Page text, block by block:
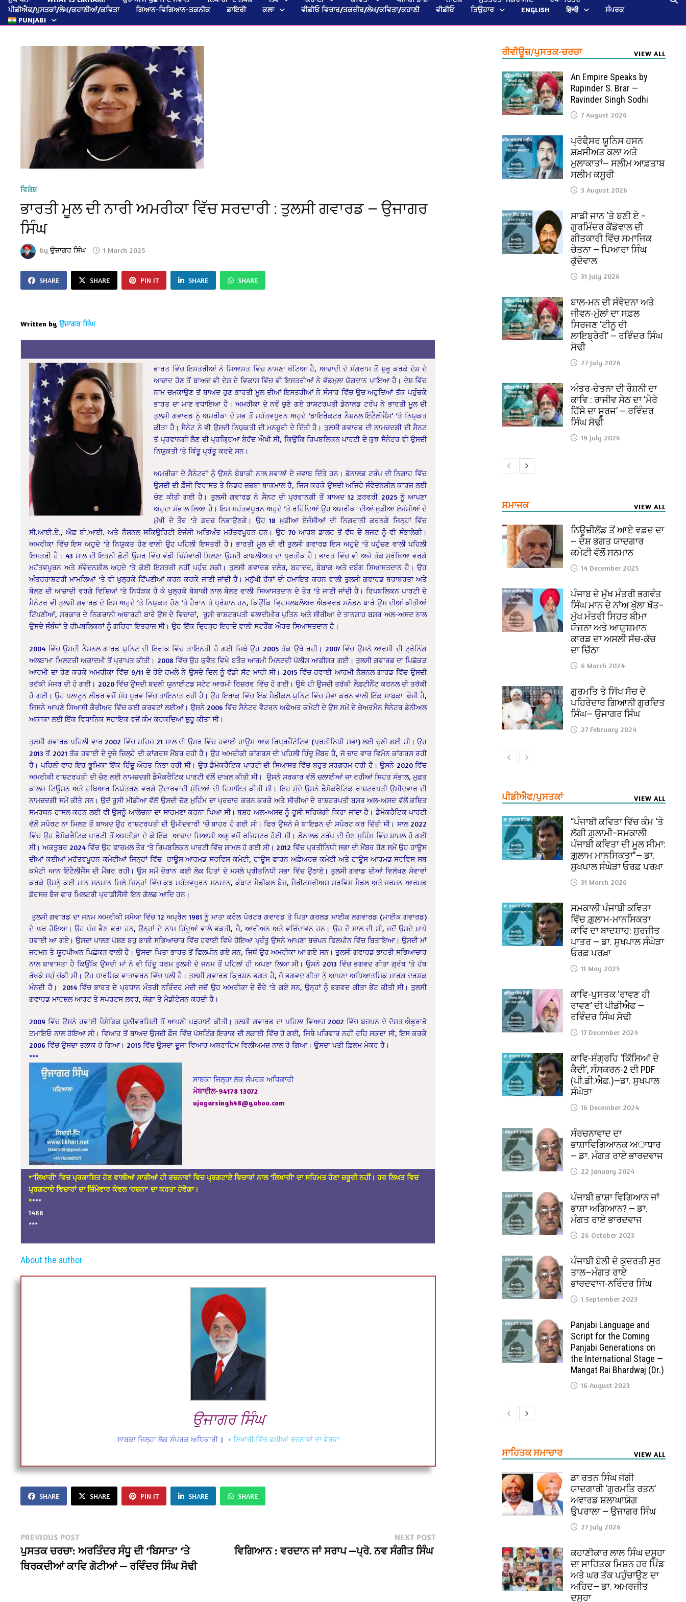
ਪੀਡੀਐਫ/ਪੁਸਤਕਾਂ/ਲੇਖ/ਕਹਾਣੀਆਂ/ਕਵਿਤਾ
ਗਿਆਨ-ਵਿਗਿਆਨ-ਤਕਨੀਕ ਡਾਇਰੀ ਕਲਾ ਵੀਡੀਓ ਵਿਚਾਰ/ਤਕਰੀਰ/ਲੇਖ/ਕਵਿਤਾ/ਕਹਾਣੀ ਵੀਡੀਓ ਤਿਉਹਾਰ ENGLISH हिन्दी
ਸੰਪਰਕ
PUNJABI
ਵਿਸ਼ੇਸ਼
ਭਾਰਤੀ ਮੂਲ ਦੀ ਨਾਰੀ ਅਮਰੀਕਾ ਵਿੱਚ ਸਰਦਾਰੀ : ਤੁਲਸੀ ਗਵਾਰਡ — ਉਜਾਗਰ
ਸਿੰਘ
byਉਜਾਗਰ ਸਿੰਘ 1 March 2025
SHARE SHARE PIN IT SHARE SHARE
Written by ਉਜਾਗਰ ਸਿੰਘ
ਭਾਰਤ ਵਿੱਚ ਇਸਤਰੀਆਂ ਨੇ ਸਿਆਸਤ ਵਿੱਚ ਨਾਮਣਾ ਖੱਟਿਆ ਹੈ, ਆਜ਼ਾਦੀ ਦੇ ਸੰਗਰਾਮ ਤੋਂ ਸ਼ੁਰੂ ਕਰਕੇ ਦੇਸ਼ ਦੇ
ਆਜ਼ਾਦ ਹੋਣ ਤੋਂ ਬਾਅਦ ਵੀ ਦੇਸ਼ ਦੇ ਵਿਕਾਸ ਵਿੱਚ ਵੀ ਇਸਤਰੀਆਂ ਨੇ ਵੱਡਮੁਲਾ ਯੋਗਦਾਨ ਪਾਇਆ ਹੈ। ਦੇਸ਼ ਵਿੱਚ
ਨਾਮ ਚਮਕਾਉਣ ਤੋਂ ਬਾਅਦ ਹੁਣ ਭਾਰਤੀ ਮੂਲ ਦੀਆਂ ਇਸਤਰੀਆਂ ਨੇ ਸੰਸਾਰ ਵਿੱਚ ਉਚ ਅਹੁਦਿਆਂ ਤੱਕ ਪਹੁੰਚਕੇ
ਭਾਰਤ ਦਾ ਮਾਣ ਵਧਾਇਆ ਹੈ। ਅਮਰੀਕਾ ਦੇ ਨਵੇਂ ਚੁਣੇ ਗਏ ਰਾਸ਼ਟਰਪਤੀ ਡੋਨਾਲਡ ਟਰੰਪ ਨੇ ਭਾਰਤੀ ਮੂਲ ਦੀ
ਤੁਲਸੀ ਗਵਾਰਡ ਨੂੰ ਅਮਰੀਕਾ ਦੇ ਸਭ ਤੋਂ ਮਹੱਤਵਪੂਰਨ ਅਹੁਦੇ ‘ਡਾਇਰੈਕਟਰ ਨੈਸ਼ਨਲ ਇੰਟੈਲੀਜੈਂਸ’ ‘ਤੇ ਨਿਯੁਕਤ
ਕੀਤਾ ਹੈ। ਸੈਨੇਟ ਨੇ ਵੀ ਉਸਦੀ ਨਿਯੁਕਤੀ ਦੀ ਮਨਜ਼ੂਰੀ ਦੇ ਦਿੱਤੀ ਹੈ। ਤੁਲਸੀ ਗਵਾਰਡ ਦੀ ਨਾਮਜ਼ਦਗੀ ਦੀ ਸੈਨਟ
ਤੋਂ ਪ੍ਰਵਾਨਗੀ ਲੈਣ ਦੀ ਪ੍ਰਕ੍ਰਿਆ ਬੇਹੱਦ ਔਖੀ ਸੀ, ਕਿਉਂਕਿ ਰਿਪਬਲਿਕਨ ਪਾਰਟੀ ਦੇ ਕੁਝ ਸੈਨੇਟਰ ਵੀ ਉਸਦੀ
ਨਿਯੁਕਤੀ ‘ਤੇ ਕਿੰਤੂ ਪ੍ਰੰਤੂ ਕਰਦੇ ਸਨ।
ਅਮਰੀਕਾ ਦੇ ਸੈਨੇਟਰਾਂ ਨੂੰ ਉਸਨੇ ਬੇਬਾਕੀ ਨਾਲ ਸਵਾਲਾਂ ਦੇ ਜਵਾਬ ਦਿੱਤੇ ਹਨ। ਡੋਨਾਲਡ ਟਰੰਪ ਦੀ ਨਿਗਾਹ ਵਿੱਚ
ਉਸਦੀ ਦੀ ਫ਼ੌਜੀ ਵਿਰਾਸਤ ਤੇ ਨਿਡਰ ਜ਼ਜ਼ਬਾ ਬਾਕਮਾਲ ਹੈ, ਜਿਸ ਕਰਕੇ ਉਸਦੀ ਅਜਿਹੇ ਸੰਵੇਦਨਸ਼ੀਲ ਕਾਰਜ਼ ਲਈ
ਚੋਣ ਕੀਤੀ ਗਈ ਹੈ। ਤੁਲਸੀ ਗਵਾਰਡ ਨੇ ਸੈਨਟ ਦੀ ਪ੍ਰਵਾਨਗੀ ਤੋਂ ਬਾਅਦ 12 ਫ਼ਰਵਰੀ 2025 ਨੂੰ ਆਪਣਾ
ਅਹੁਦਾ ਸੰਭਾਲ ਲਿਆ ਹੈ। ਇਸ ਮਹੱਤਵਪੂਰਨ ਅਹੁਦੇ ‘ਤੇ ਰਹਿੰਦਿਆਂ ਉਹ ਅਮਰੀਕਾ ਦੀਆਂ ਖ਼ੁਫ਼ੀਆ ਏਜੰਸੀਆਂ ਦੇ
ਮੁੱਖੀ ਦੇ ਤੌਰ ‘ਤੇ ਫ਼ਰਜ਼ ਨਿਭਾਉਣਗੇ। ਉਹ 18 ਖ਼ੁਫ਼ੀਆ ਏਜੰਸੀਆਂ ਦੀ ਨਿਗਰਾਨੀ ਕਰਨਗੇ ਜਿਨ੍ਹਾਂ ਵਿੱਚ
ਸੀ.ਆਈ.ਏ., ਐਫ਼ ਬੀ.ਆਈ. ਅਤੇ ਨੈਸ਼ਨਲ ਸਕਿਉਰਿਟੀ ਏਜੰਸੀ ਅਤਿਅੰਤ ਮਹੱਤਵਪੂਰਨ ਹਨ। ਉਹ 70 ਆਰਬ ਡਾਲਰ ਤੋਂ ਵੱਧ ਦੇ ਬਜਟ ਨੂੰ ਵੀ ਸੰਭਾਲੇਗੀ।
ਅਮਰੀਕਾ ਵਿੱਚ ਇਸ ਅਹੁਦੇ ‘ਤੇ ਨਿਯੁਕਤ ਹੋਣ ਵਾਲੀ ਉਹ ਪਹਿਲੀ ਇਸਤਰੀ ਹੈ। ਭਾਰਤੀ ਮੂਲ ਦੀ ਵੀ ਤੁਲਸੀ ਗਵਾਰਡ ਇਸ ਅਹੁਦੇ ‘ਤੇ ਪਹੁੰਚਣ ਵਾਲੀ ਪਹਿਲੀ
ਇਸਤਰੀ ਹੈ। 43 ਸਾਲ ਦੀ ਇਤਨੀ ਛੋਟੀ ਉਮਰ ਵਿੱਚ ਵੱਡੀ ਜ਼ਿੰਮੇਵਾਰੀ ਮਿਲਣਾ ਉਸਦੀ ਕਾਬਲੀਅਤ ਦਾ ਪ੍ਰਤੀਕ ਹੈ। ਭਾਰਤ ਵਿੱਚ ਵੀ ਅਜੇ ਤੱਕ ਸੁਰੱਖਿਆ ਵਰਗੇ
ਮਹੱਤਵਪੂਰਨ ਅਤੇ ਸੰਵੇਦਨਸ਼ੀਲ ਅਹੁਦੇ ‘ਤੇ ਕੋਈ ਇਸਤਰੀ ਨਹੀਂ ਪਹੁੰਚ ਸਕੀ। ਤੁਲਸੀ ਗਵਾਰਡ ਦਲੇਰ, ਬਹਾਦਰ, ਬੇਬਾਕ ਅਤੇ ਦਬੰਗ ਸਿਆਸਤਦਾਨ ਹੈ। ਉਹ
ਅੰਤਰਰਾਸ਼ਟਰੀ ਮਾਮਲਿਆਂ ‘ਤੇ ਵੀ ਖੁਲ੍ਹਕੇ ਟਿੱਪਣੀਆਂ ਕਰਨ ਕਰਕੇ ਜਾਣੀ ਜਾਂਦੀ ਹੈ। ਮਨੁੱਖੀ ਹੱਕਾਂ ਦੀ ਹਮਾਇਤ ਕਰਨ ਵਾਲੀ ਤੁਲਸੀ ਗਵਾਰਡ ਬਰਾਬਰਤਾ ਅਤੇ
ਬੋਲਣ ਦੀ ਆਜ਼ਾਦੀ ਵਰਗੇ ਵਿਸ਼ਿਆਂ ‘ਤੇ ਨਿਧੱੜਕ ਹੋ ਕੇ ਖੁਲ੍ਹਕੇ ਬੇਬਾਕੀ ਨਾਲ ਬੋਲਣ ਵਾਲੀ ਸਿਆਸਤਦਾਨ ਦੇ ਤੌਰ ‘ਤੇ ਜਾਣੀ ਜਾਂਦੀ ਹੈ। ਰਿਪਬਲਿਕਨ ਪਾਰਟੀ ਦੇ
ਸੈਨੇਟਰ ਵੀ ਤੁਲਸੀ ਗਵਾਰਡ ਦੇ ਇਸ ਅਹੁਦੇ ‘ਤੇ ਨਿਯੁਕਤ ਹੋਣ ‘ਤੇ ਹੈਰਾਨ ਤੇ ਪ੍ਰੇਸ਼ਾਨ ਹਨ, ਕਿਉਂਕਿ ਵਿ੍ਹਸਲਬਲੋਅਰ ਐਡਵਰਡ ਸਨੋਡਨ ਬਾਰੇ ਉਸ ਦੀਆਂ ਕੀਤੀਆਂ
ਟਿੱਪਣੀਆਂ, ਸਰਕਾਰ ਦੇ ਨਿਗਰਾਨੀ ਅਥਾਰਟੀ ਬਾਰੇ ਉਸ ਦੇ ਵਿਚਾਰਾਂ, ਰੂਸੀ ਰਾਸ਼ਟਰਪਤੀ ਵਲਾਦੀਮੀਰ ਪੁਤਿਨ ਅਤੇ ਸੀਰੀਆ ਦੇ ਤਾਨਸ਼ਾਹ ਬਸ਼ਰ ਅਲ-ਅਸਦ ਨਾਲ
ਉਸਦੇ ਸੰਬੰਧਾਂ ਤੇ ਰੀਪਬਲਿਕਨਾਂ ਨੂੰ ਗਹਿਰਾ ਇਤਰਾਜ਼ ਸੀ। ਉਹ ਇੱਕ ਦ੍ਰਿੜ੍ਹ ਇਰਾਦੇ ਵਾਲੀ ਸਟਰੌਂਗ ਔਰਤ ਸਿਆਸਤਦਾਨ ਹੈ।
2004 ਵਿੱਚ ਉਸਦੀ ਨੈਸ਼ਨਲ ਗਾਰਡ ਯੁਨਿਟ ਦੀ ਇਰਾਕ ਵਿੱਚ ਤਾਇਨਤੀ ਹੋ ਗਈ ਜਿਥੇ ਉਹ 2005 ਤੱਕ ਉਥੇ ਰਹੀ। 2007 ਵਿੱਚ ਉਸਨੇ ਆਰਮੀ ਦੀ ਟ੍ਰੇਨਿੰਗ
ਅਲਬਾਮਾ ਮਿਲਟਰੀ ਅਕਾਦਮੀ ਤੋਂ ਪ੍ਰਾਪਤ ਕੀਤੀ। 2008 ਵਿੱਚ ਉਹ ਕੁਵੈਤ ਵਿਖੇ ਬਤੌਰ ਆਰਮੀ ਮਿਲਟਰੀ ਪੋਲੀਸ ਆਫ਼ੀਸਰ ਗਈ। ਤੁਲਸੀ ਗਵਾਰਡ ਦਾ ਪਿਛੋਕੜ
ਆਰਮੀ ਦਾ ਹੋਣ ਕਰਕੇ ਅਮਰੀਕਾ ਵਿੱਚ 9/11 ਦੇ ਹੋਏ ਹਮਲੇ ਨੇ ਉਸਦੇ ਦਿਲ ਨੂੰ ਵੱਡੀ ਸੱਟ ਮਾਰੀ ਸੀ। 2015 ਵਿੱਚ ਹਵਾਈ ਆਰਮੀ ਨੈਸ਼ਨਲ ਗਾਰਡ ਵਿੱਚ ਉਸਦੀ
ਤਰੱਕੀ ਮੇਜਰ ਦੀ ਹੋ ਗਈ। 2020 ਵਿੱਚ ਉਸਦੀ ਬਦਲੀ ਯੁਨਾਈਟਡ ਸਟੇਟ ਆਰਮੀ ਰਿਜ਼ਰਵ ਵਿੱਚ ਹੋ ਗਈ। ਉਥੇ ਹੀ ਉਸਦੀ ਤਰੱਕੀ ਲੈਫ਼ਟੀਨੈਂਟ ਕਰਨਲ ਦੀ ਤਰੱਕੀ
ਹੋ ਗਈ। ਉਹ ਪਲਾਟੂਨ ਲੀਡਰ ਵਜੋਂ ਮੱਧ ਪੂਰਵ ਵਿੱਚ ਤਾਇਨਾਤ ਰਹੀ ਹੈ। ਉਹ ਇਰਾਕ ਵਿੱਚ ਇੱਕ ਮੈਡੀਕਲ ਯੁਨਿਟ ਵਿੱਚ ਸੇਵਾ ਕਰਨ ਵਾਲੀ ਇੱਕ ਸਾਬਕਾ ਫ਼ੌਜੀ ਹੈ,
ਜਿਸਨੇ ਆਪਣੇ ਸਿਆਸੀ ਕੈਰੀਅਰ ਵਿੱਚ ਕਈ ਕਰਵਟਾਂ ਲਈਆਂ। ਉਸਨੇ 2006 ਵਿੱਚ ਸੈਨੇਟਰ ਵੈਟਰਨ ਅਫ਼ੇਅਰ ਕਮੇਟੀ ਦੇ ਉਸ ਸਮੇਂ ਦੇ ਚੇਅਰਮੈਨ ਸੈਨੇਟਰ ਡੇਨੀਅਲ
ਅਕਾਕਾ ਲਈ ਇੱਕ ਵਿਧਾਨਿਕ ਸਹਾਇਕ ਵਜੋਂ ਕੰਮ ਕਰਕਦਿਆਂ ਸ਼ੁਰੂ ਕੀਤਾ ਸੀ।
ਤੁਲਸੀ ਗਵਾਰਡ ਪਹਿਲੀ ਵਾਰ 2002 ਵਿੱਚ ਮਹਿਜ 21 ਸਾਲ ਦੀ ਉਮਰ ਵਿੱਚ ਹਵਾਈ ਹਾਊਸ ਆਫ਼ ਰਿਪ੍ਰਜੈਂਟੇਟਿਵ (ਪ੍ਰਤੀਨਿਧੀ ਸਭਾ) ਲਈ ਚੁਣੀ ਗਈ ਸੀ। ਉਹ
2013 ਤੋਂ 2021 ਤੱਕ ਹਵਾਈ ਦੇ ਦੂਜੇ ਜ਼ਿਲ੍ਹੇ ਦੀ ਕਾਂਗਰਸ ਮੈਂਬਰ ਰਹੀ ਹੈ। ਉਹ ਅਮਰੀਕੀ ਕਾਂਗਰਸ ਦੀ ਪਹਿਲੀ ਹਿੰਦੂ ਮੈਂਬਰ ਹੈ, ਜੋ ਚਾਰ ਵਾਰ ਵਿਮੈਨ ਕਾਂਗਰਸ ਰਹੀ
ਹੈ। ਪਹਿਲੀ ਵਾਰ ਇਹ ਭੂਮਿਕਾ ਇੱਕ ਹਿੰਦੂ ਔਰਤ ਨਿਭਾ ਰਹੀ ਸੀ। ਉਹ ਡੈਮੋਕਰੈਟਿਕ ਪਾਰਟੀ ਦੀ ਸਿਆਸਤ ਵਿੱਚ ਬਹੁਤ ਸਰਗਰਮ ਰਹੀ ਹੈ। ਉਸਨੇ 2020 ਵਿੱਚ
ਅਮਰੀਕੀ ਰਾਸ਼ਟਰਪਤੀ ਦੀ ਚੋਣ ਲਈ ਨਾਮਜ਼ਦਗੀ ਡੈਮੋਕਰੈਟਿਕ ਪਾਰਟੀ ਵੱਲੋਂ ਦਾਖ਼ਲ ਕੀਤੀ ਸੀ। ਉਸਨੇ ਸਰਕਾਰ ਵੱਲੋਂ ਚਲਾਈਆਂ ਜਾ ਰਹੀਆਂ ਸਿਹਤ ਸੰਭਾਲ, ਮੁਫ਼ਤ
ਕਾਲਜ ਟਿਊਸ਼ਨ ਅਤੇ ਹਥਿਆਰ ਨਿਯੰਤਰਣ ਵਰਗੇ ਉਦਾਰਵਾਦੀ ਮੁੱਦਿਆਂ ਦੀ ਹਿਮਾਇਤ ਕੀਤੀ ਸੀ। ਇਹ ਮੁੱਦੇ ਉਸਨੇ ਡੈਮੋਕਰੈਟਿਕ ਰਾਸ਼ਟਰਪਤੀ ਉਮੀਦਵਾਰ ਦੀ
ਨਾਮਜ਼ਦਗੀ ਸਮੇਂ ਕੀਤੇ ਸਨ। ਉਦੋਂ ਰੂਸੀ ਮੀਡੀਆ ਵੱਲੋਂ ਉਸਦੀ ਚੋਣ ਮੁਹਿੰਮ ਦਾ ਪ੍ਰਚਾਰ ਕਰਨ ਕਰਕੇ ਅਤੇ ਸੀਰੀਆ ਦੇ ਰਾਸ਼ਟਰਪਤੀ ਬਸ਼ਰ ਅਲ-ਅਸਦ ਵੱਲੋਂ ਕਥਿਤ
ਸਮਰਥਨ ਹਾਸਲ ਕਰਨ ਲਈ ਵੀ ਉਸਨੂੰ ਆਲੋਚਨਾ ਦਾ ਸਾਹਮਣਾ ਕਰਨਾ ਪਿਆ ਸੀ। ਬਸ਼ਰ ਅਲ-ਅਸਦ ਨੂੰ ਰੂਸੀ ਸਹਿਯੋਗੀ ਕਿਹਾ ਜਾਂਦਾ ਹੈ। ਡੈਮੋਕਰੈਟਿਕ ਪਾਰਟੀ
ਵੱਲੋਂ ਸਪੋਰਟ ਨਾ ਮਿਲਣ ਤੋਂ ਬਾਅਦ ਉਹ ਰਾਸ਼ਟਰਪਤੀ ਦੀ ਉਮੀਦਵਾਰੀ ‘ਚੋਂ ਬਾਹਰ ਹੋ ਗਈ ਸੀ। ਫਿਰ ਉਸਨੇ ਜੋ ਬਾਇਡਨ ਦੀ ਸਪੋਰਟ ਕਰ ਦਿੱਤੀ ਸੀ। ਸਾਲ 2022
ਵਿੱਚ ਉਹ ਡੈਮੋਕਰੈਟਿਕ ਪਾਰਟੀ ਤੋਂ ਅਸਤੀਫ਼ਾ ਦੇ ਕੇ ਇੱਕ ਆਜ਼ਾਦ ਸਿਆਸੀ ਅਗੂ ਵਜੋਂ ਰਜਿਸਟਰ ਹੋਈ ਸੀ। ਡੋਨਾਲਡ ਟਰੰਪ ਦੀ ਚੋਣ ਮੁਹਿੰਮ ਵਿੱਚ ਸ਼ਾਮਲ ਹੋ ਗਈ
ਸੀ। ਅਕਤੂਬਰ 2024 ਵਿੱਚ ਉਹ ਫਾਰਮਲ ਤੌਰ ‘ਤੇ ਰਿਪਬਲਿਕਨ ਪਾਰਟੀ ਵਿੱਚ ਸ਼ਾਮਲ ਹੋ ਗਈ ਸੀ। 2012 ਵਿੱਚ ਪ੍ਰਤੀਨਿਧੀ ਸਭਾ ਦੀ ਮੈਂਬਰ ਹੋਣ ਸਮੇਂ ਉਹ ਹਾਊਸ
ਦੀਆਂ ਕਈਆਂ ਮਹੱਤਵਪੂਰਨ ਕਮੇਟੀਆਂ ਜਿਨ੍ਹਾਂ ਵਿੱਚ ਹਾਊਸ ਆਰਮਡ ਸਰਵਿਸ ਕਮੇਟੀ, ਹਾਊਸ ਫਾਰਨ ਅਫ਼ੇਅਰਜ਼ ਕਮੇਟੀ ਅਤੇ ਹਾਊਸ ਆਰਮਡ ਸਰਵਿਸ ਸਬ
ਕਮੇਟੀ ਆਨ ਇੰਟੈਲੀਜੈਂਸ ਦੀ ਮੈਂਬਰ ਰਹੀ। ਉਸ ਸਮੇਂ ਦੌਰਾਨ ਕਈ ਲੋਕ ਹਿਤਾਂ ਦੇ ਮਸਲੇ ਪ੍ਰੀਤਨਿਧੀ ਸਭਾ ਵਿੱਚ ਉਠਾਏ। ਤੁਲਸੀ ਗਵਾਡ ਦੀਆਂ ਵਿਲੱਖਣ ਸੇਵਾਵਾਂ
ਕਰਕੇ ਉਸਨੂੰ ਕਈ ਮਾਨ ਸਨਮਾਨ ਮਿਲੇ ਜਿਨ੍ਹਾਂ ਵਿੱਚ ਕੁਝ ਮਹੱਤਵਪੂਰਨ ਸਨਮਾਨ, ਕੰਬਾਟ ਮੈਡੀਕਲ ਬੈਜ, ਮੈਰੀਟਸਰੀਅਸ ਸਰਵਿਸ ਮੈਡਲ ਅਤੇ ਜਰਮਨ ਆਰਮਡ
ਫ਼ੋਰਸਜ਼ ਬੈਜ ਫਾਰ ਮਿਲਟਰੀ ਪ੍ਰਾਫ਼ੀਸੈਂਸੀ ਇਨ ਗੋਲਡ ਆਦਿ ਹਨ।
ਤੁਲਸੀ ਗਵਾਰਡ ਦਾ ਜਨਮ ਅਮਰੀਕੀ ਸਮੋਆ ਵਿੱਚ 12 ਅਪ੍ਰੈਲ 1981 ਨੂੰ ਮਾਤਾ ਕਰੋਲ ਪੋਰਟਰ ਗਵਾਰਡ ਤੇ ਪਿਤਾ ਗਰਲਡ ਮਾਈਕ ਲਗਵਾਰਡ (ਮਾਈਕ ਗਵਾਰਡ)
ਦੇ ਘਰ ਹੋਇਆ। ਉਹ ਪੰਜ ਭੈਣ ਭਰਾ ਹਨ, ਉਨ੍ਹਾਂ ਦੇ ਨਾਮ ਹਿੰਦੂਆਂ ਵਾਲੇ ਭਕਤੀ, ਜੈ, ਆਰੀਅਨ ਅਤੇ ਵਰਿੰਦਾਵਨ ਹਨ। ਉਹ ਦੋ ਸਾਲ ਦੀ ਸੀ, ਜਦੋਂ ਉਸਦੇ ਮਾਪੇ
ਹਵਾਈ ਆ ਗਏ। ਉਸਦਾ ਪਾਲਣ ਪੋਸ਼ਣ ਬਹੁ ਭਾਸ਼ੀ ਸਭਿਆਚਾਰ ਵਿੱਚ ਹਵਾਈ ਵਿਖੇ ਹੋਇਆ ਪ੍ਰੰਤੂ ਉਸਨੇ ਆਪਣਾ ਬਚਪਨ ਫਿਲਪੀਨ ਵਿੱਚ ਬਿਤਾਇਆ। ਉਸਦੀ ਮਾਂ
ਜਰਮਨ ਤੇ ਯੂਰਪੀਅਨ ਪਿਛੋਕੜ ਵਾਲੀ ਹੈ। ਉਸਦਾ ਪਿਤਾ ਭਾਰਤ ਤੋਂ ਫਿਲਪੀਨ ਗਏ ਸਨ, ਜਿਥੋਂ ਉਹ ਅਮਰੀਕਾ ਆ ਗਏ ਸਨ। ਤੁਲਸੀ ਗਵਾਰਡ ਭਾਰਤੀ ਸਭਿਆਚਾਰ
ਨਾਲ ਬਾਵਾਸਤਾ ਹੈ ਕਿਉਂਕਿ ਉਸਦੀ ਮਾਂ ਨੇ ਵੀ ਹਿੰਦੂ ਧਰਮ ਤੁਲਸੀ ਦੇ ਜਨਮ ਤੋਂ ਪਹਿਲਾਂ ਹੀ ਅਪਣਾ ਲਿਆ ਸੀ। ਉਸਨੇ 2013 ਵਿੱਚ ਭਗਵਦ ਗੀਤਾ ਗ੍ਰੰਥ ‘ਤੇ ਹੱਥ
ਰੱਖਕੇ ਸਹੁੰ ਚੁੱਕੀ ਸੀ। ਉਹ ਧਾਰਮਿਕ ਵਾਤਾਵਰਨ ਵਿੱਚ ਪਲੀ ਹੈ। ਤੁਲਸੀ ਗਵਾਰਡ ਕ੍ਰਿਸ਼ਨ ਭਗਤ ਹੈ, ਜੋ ਭਗਵਦ ਗੀਤਾ ਨੂੰ ਆਪਣਾ ਅਧਿਆਤਮਿਕ ਮਾਰਗ ਦਰਸ਼ਕ
ਮੰਨਦੀ ਹੈ। 2014 ਵਿੱਚ ਭਾਰਤ ਦੇ ਪ੍ਰਧਾਨ ਮੰਤਰੀ ਨਰਿੰਦਰ ਮੋਦੀ ਜਦੋਂ ਉਹ ਅਮਰੀਕਾ ਦੇ ਦੌਰੇ ‘ਤੇ ਗਏ ਸਨ, ਉਨ੍ਹਾਂ ਨੂੰ ਭਗਵਦ ਗੀਤਾ ਭੇਂਟ ਕੀਤੀ ਸੀ। ਤੁਲਸੀ
ਗਵਾਰਡ ਮਾਰਸ਼ਲ ਆਰਟ ਤੇ ਸਪੋਰਟਸ ਲਵਰ, ਯੋਗਾ ਤੇ ਮੈਡੀਟੇਸ਼ਨ ਕਰਦੀ ਹੈ।
2009 ਵਿੱਚ ਉਸਨੇ ਹਵਾਈ ਪੈਸੇਫਿਕ ਯੂਨੀਵਰਸਿਟੀ ਤੋਂ ਆਪਣੀ ਪੜ੍ਹਾਈ ਕੀਤੀ। ਤੁਲਸੀ ਗਵਾਰਡ ਦਾ ਪਹਿਲਾ ਵਿਆਹ 2002 ਵਿੱਚ ਬਚਪਨ ਦੇ ਦੋਸਤ ਐਡੂਰਾਡੋ
ਟਮਾਇਓ ਨਾਲ ਹੋਇਆ ਸੀ। ਵਿਆਹ ਤੋਂ ਬਾਅਦ ਉਸਦੀ ਫ਼ੌਜ ਵਿੱਚ ਪੋਸਟਿੰਗ ਇਰਾਕ ਦੀ ਲੜਾਈ ਵਿੱਚ ਹੋ ਗਈ, ਜਿਥੇ ਪਰਿਵਾਰ ਨਹੀਂ ਰਹਿ ਸਕਦਾ ਸੀ, ਇਸ ਕਰਕੇ
2006 ਵਿੱਚ ਉਸਦਾ ਤਲਾਕ ਹੋ ਗਿਆ। 2015 ਵਿੱਚ ਉਸਦਾ ਦੂਜਾ ਵਿਆਹ ਅਬਰਾਹਿਮ ਵਿਲੀਅਮਜ਼ ਨਾਲ ਹੋ ਗਿਆ। ਉਸਦਾ ਪਤੀ ਫ਼ਿਲਮ ਮੇਕਰ ਹੈ।
***
ਸਾਬਕਾ ਜਿਲ੍ਹਾ ਲੋਕ ਸੰਪਰਕ ਅਧਿਕਾਰੀ
ਮੋਬਾਈਲ-94178 13072
ujagarsingh48@yahoo.com
*’ਲਿਖਾਰੀ’ ਵਿਚ ਪ੍ਰਕਾਸ਼ਿਤ ਹੋਣ ਵਾਲੀਆਂ ਸਾਰੀਆਂ ਹੀ ਰਚਨਾਵਾਂ ਵਿਚ ਪ੍ਰਗਟਾਏ ਵਿਚਾਰਾਂ ਨਾਲ ‘ਲਿਖਾਰੀ’ ਦਾ ਸਹਿਮਤ ਹੋਣਾ ਜ਼ਰੂਰੀ ਨਹੀਂ। ਹਰ ਲਿਖਤ ਵਿਚ
ਪ੍ਰਗਟਾਏ ਵਿਚਾਰਾਂ ਦਾ ਜ਼ਿੰਮੇਵਾਰ ਕੇਵਲ ‘ਰਚਨਾ’ ਦਾ ਕਰਤਾ ਹੋਵੇਗਾ।
****
1488
***
About the author
ਉਜਾਗਰ ਸਿੰਘ
ਸਾਬਕਾ ਜਿਲ੍ਹਾ ਲੋਕ ਸੰਪਰਕ ਅਧਿਕਾਰੀ | + ਲਿਖਾਰੀ ਵਿੱਚ ਛਪੀਆਂ ਰਚਨਾਵਾਂ ਦਾ ਵੇਰਵਾ
SHARE SHARE PIN IT SHARE SHARE
Post
navigation
PREVIOUS POSTPrevious
post:
ਪੁਸਤਕ ਚਰਚਾ: ਅਰਤਿੰਦਰ ਸੰਧੂ ਦੀ ‘ਬਿਸਾਤ’ ‘ਤੇ
ਥਿਰਕਦੀਆਂ ਕਾਵਿ ਗੋਟੀਆਂ — ਰਵਿੰਦਰ ਸਿੰਘ ਸੋਢੀ
NEXT POSTNext
ਵਿਗਿਆਨ : ਵਰਦਾਨ ਜਾਂ ਸਰਾਪ —ਪ੍ਰੋ. ਨਵ ਸੰਗੀਤ ਸਿੰਘ
ਰੀਵੀਊਜ਼/ਪੁਸਤਕ-ਚਰਚਾ VIEW ALL
An Empire Speaks by
Rupinder S. Brar —
Ravinder Singh Sodhi
7 August 2026
ਪ੍ਰੋਫੈ਼ਸਰ ਯੂਨਿਸ ਹਸਨ
ਸ਼ਖ਼ਸੀਅਤ ਕਲਾ ਅਤੇ
ਮੁਲਾਕਾਤਾਂ— ਸਲੀਮ ਆਫ਼ਤਾਬ
ਸਲੀਮ ਕਸੂਰੀ
3 August 2026
ਸਾਡੀ ਜਾਨ ‘ਤੇ ਬਣੀ ਏ –
ਗੁਰਮਿੰਦਰ ਕੈਂਡੋਵਾਲ ਦੀ
ਗੀਤਕਾਰੀ ਵਿੱਚ ਸਮਾਜਿਕ
ਚੇਤਨਾ — ਪਿਆਰਾ ਸਿੰਘ
ਕੁੱਦੋਵਾਲ
31 July 2026
ਬਾਲ-ਮਨ ਦੀ ਸੰਵੇਦਨਾ ਅਤੇ
ਜੀਵਨ-ਮੁੱਲਾਂ ਦਾ ਸਫ਼ਲ
ਸਿਰਜਣ ‘ਟੀਨੂ ਦੀ
ਲਾਇਬ੍ਰੇਰੀ’ — ਰਵਿੰਦਰ ਸਿੰਘ
ਸੋਢੀ
27 July 2026
ਅੰਤਰ-ਚੇਤਨਾ ਦੀ ਰੌਸ਼ਨੀ ਦਾ
ਕਾਵਿ : ਰਾਜੀਵ ਸੇਠ ਦਾ ‘ਮੇਰੇ
ਹਿੱਸੇ ਦਾ ਸੂਰਜ’ — ਰਵਿੰਦਰ
ਸਿੰਘ ਸੋਢੀ
19 July 2026
ਸਮਾਜਕ VIEW ALL
ਨਿਊਜ਼ੀਲੈਂਡ ਤੋਂ ਆਏ ਵਫ਼ਦ ਦਾ
— ਦੇਸ਼ ਭਗਤ ਯਾਦਗਾਰ
ਕਮੇਟੀ ਵੱਲੋਂ ਸਨਮਾਨ
14 December 2025
ਪੰਜਾਬ ਦੇ ਮੁੱਖ ਮੰਤਰੀ ਭਗਵੰਤ
ਸਿੰਘ ਮਾਨ ਦੇ ਨਾਂਅ ਖੁੱਲਾ ਖ਼ੱਤ–
ਮੁੱਖ ਮੰਤਰੀ ਸਿਹਤ ਬੀਮਾ
ਯੋਜਨਾ ਅਤੇ ਆਯੁਸ਼ਮਾਨ
ਕਾਰਡ ਦਾ ਅਸਲੀ ਸੱਚ-ਕੱਚ
ਦਾ ਚਿੱਠਾ
6 March 2024
ਗੁਰਮਤਿ ਤੇ ਸਿੱਖ ਸੋਚ ਦੇ
ਪਹਿਰੇਦਾਰ ਗਿਆਨੀ ਗੁਰਦਿਤ
ਸਿੰਘ— ਉਜਾਗਰ ਸਿੰਘ
27 February 2024
ਪੀਡੀਐਫ/ਪੁਸਤਕਾਂ VIEW ALL
“ਪੰਜਾਬੀ ਕਵਿਤਾ ਵਿੱਚ ਕੰਮ ‘ਤੇ
ਲੱਗੀ ਗ਼ੁਲਾਮੀ–ਸਮਕਾਲੀ
ਪੰਜਾਬੀ ਕਵਿਤਾ ਦੀ ਮੂਲ ਸੀਮਾ:
ਗ਼ੁਲਾਮ ਮਾਨਸਿਕਤਾ”— ਡਾ.
ਸੁਖਪਾਲ ਸੰਘੇੜਾ ਓਰਫ਼ ਪਰਖ਼ਾ
31 March 2026
ਸਮਕਾਲੀ ਪੰਜਾਬੀ ਕਵਿਤਾ
ਵਿੱਚ ਗ਼ੁਲਾਮ-ਮਾਨਸਿਕਤਾ
ਕਾਵਿ ਦਾ ਬਾਦਸ਼ਾਹ: ਸੁਰਜੀਤ
ਪਾਤਰ — ਡਾ. ਸੁਖਪਾਲ ਸੰਘੇੜਾ
ਓਰਫ਼ ਪਰਖ਼ਾ
11 May 2025
ਕਾਵਿ-ਪੁਸਤਕ ‘ਰਾਵਣ ਹੀ
ਰਾਵਣ’ ਦੀ ਪੀਡੀਐਫ —
ਰਵਿੰਦਰ ਸਿੰਘ ਸੋਢੀ
17 December 2024
ਕਾਵਿ-ਸੰਗ੍ਰਹਿ ‘ਕਿੱਸਿਆਂ ਦੇ
ਕੈਦੀ’, ਸੰਸਕਰਨ-2 ਦੀ PDF
(ਪੀ.ਡੀ.ਐਫ਼.)—ਡਾ. ਸੁਖਪਾਲ
ਸੰਘੇੜਾ
16 December 2024
ਸੰਰਚਨਾਵਾਦ ਦਾ
ਭਾਸ਼ਾਵਿਗਿਆਨਕ ਅਾਧਾਰ
— ਡਾ. ਮੰਗਤ ਰਾਏ ਭਾਰਦਵਾਜ
22 January 2024
ਪੰਜਾਬੀ ਭਾਸ਼ਾ ਵਿਗਿਆਨ ਜਾਂ
ਭਾਸ਼ਾ ਅਗਿਆਨ? — ਡਾ.
ਮੰਗਤ ਰਾਏ ਭਾਰਦਵਾਜ
26 October 2023
ਪੰਜਾਬੀ ਬੋਲੀ ਦੇ ਕੁਦਰਤੀ ਸੁਰ
ਤਾਲ—ਮੰਗਤ ਰਾਏ
ਭਾਰਦਵਾਜ-ਨਰਿੰਦਰ ਸਿੰਘ
1 September 2023
Panjabi Language and
Script for the Coming
Panjabi Generations on
the International Stage —
Mangat Rai Bhardwaj (Dr.)
16 August 2023
ਸਾਹਿਤਕ ਸਮਾਚਾਰ VIEW ALL
ਡਾ ਰਤਨ ਸਿੰਘ ਜੱਗੀ
ਯਾਦਗਾਰੀ ‘ਗੁਰਮਤਿ ਰਤਨ’
ਅਵਾਰਡ ਸ਼ਲਾਘਾਯੋਗ
ਉਪਰਾਲਾ — ਉਜਾਗਰ ਸਿੰਘ
27 July 2026
ਕਹਾਣੀਕਾਰ ਲਾਲ ਸਿੰਘ ਦਸੂਹਾ
ਦਾ ਸਾਹਿਤਕ ਮਿਸ਼ਨ ਹਰ ਪਿੰਡ
ਅਤੇ ਘਰ ਤੱਕ ਪਹੁੰਚਾਉਣ ਦਾ
ਅਹਿਦ— ਡਾ. ਅਮਰਜੀਤ
ਦਸੂਹਾ